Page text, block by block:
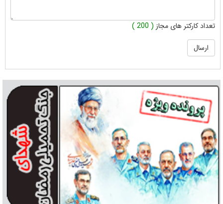
تعداد کارکتر های مجاز ( 200 )